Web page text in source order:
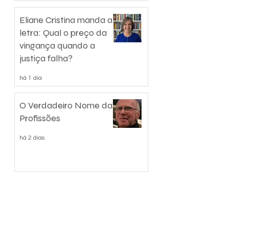
Eliane Cristina manda a
letra: Qual o preço da
vingança quando a
justiça falha?
há 1 dia
O Verdadeiro Nome das
Profissões
há 2 dias